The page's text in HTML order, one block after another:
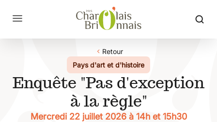
Retour
Pays d'art et d'histoire
Enquête "Pas d'exception
à la règle"
Mercredi 22 juillet 2026 à 14h et 15h30